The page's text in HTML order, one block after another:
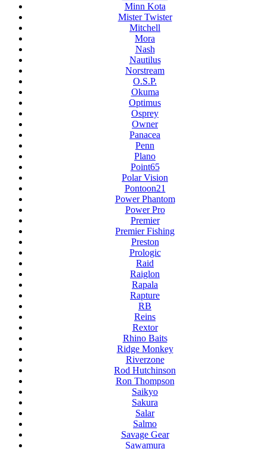
Minn Kota
Mister Twister
Mitchell
Mora
Nash
Nautilus
Norstream
O.S.P.
Okuma
Optimus
Osprey
Owner
Panacea
Penn
Plano
Point65
Polar Vision
Pontoon21
Power Phantom
Power Pro
Premier
Premier Fishing
Preston
Prologic
Raid
Raiglon
Rapala
Rapture
RB
Reins
Rextor
Rhino Baits
Ridge Monkey
Riverzone
Rod Hutchinson
Ron Thompson
Saikyo
Sakura
Salar
Salmo
Savage Gear
Sawamura